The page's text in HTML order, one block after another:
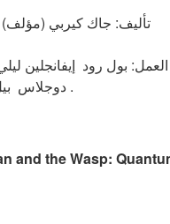
ﺗﺄﻟﻴﻒ: جاك كيربي
بول رود إيفانجلين
دوجلاس بيل موراي كاثرين نيوتن .